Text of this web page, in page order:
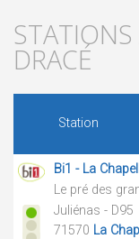
DRACÉ
Station
Bi1 - La
Le pré des
Juliénas - D95
71570 La